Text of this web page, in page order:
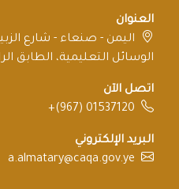
العنوان
اليمن - صنعاء - شارع
الوسائل التعليمية، الطابق
اتصل الآن
+(967) 01537120
البريد الإلكتروني
a.almatary@caqa.gov.ye